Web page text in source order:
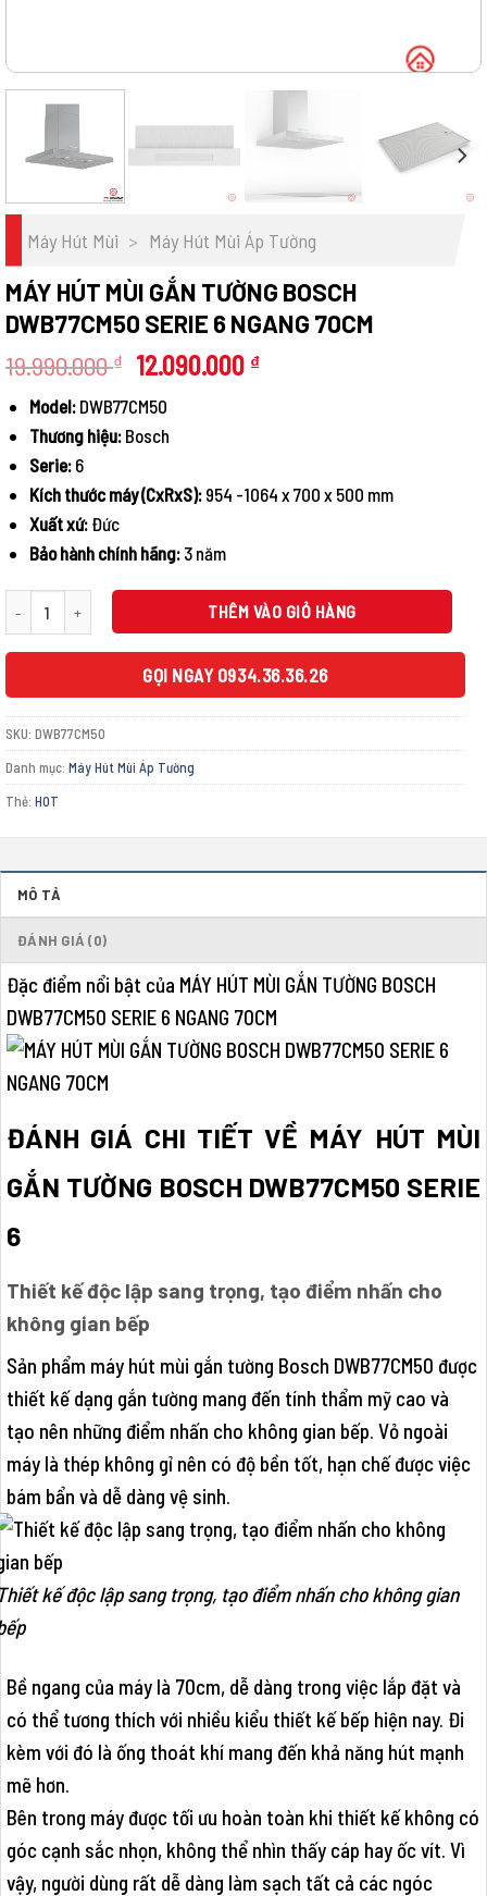
Máy Hút Mùi > Máy Hút Mùi Áp Tường
MÁY HÚT MÙI GẮN TƯỜNG BOSCH
DWB77CM50 SERIE 6 NGANG 70CM
19.990.000₫
Giá
là:
19.990.000 ₫.
12.090.000 ₫Giá
Model: DWB77CM50
Thương hiệu: Bosch
Serie: 6
Kích thước máy (CxRxS): 954 -1064 x 700 x 500 mm
Xuất xứ: Đức
Bảo hành chính hãng: 3 năm
MÁY HÚT MÙI GẮN TƯỜNG BOSCH DWB77CM50 SERIE 6 NGANG 70CM số lượng
THÊM VÀO GIỎ HÀNG
GỌI NGAY 0934.36.36.26
SKU: DWB77CM50
Danh mục: Máy Hút Mùi Áp Tường
Thẻ: HOT
MÔ TẢ
ĐÁNH GIÁ (0)
Đặc điểm nổi bật của MÁY HÚT MÙI GẮN TƯỜNG BOSCH
DWB77CM50 SERIE 6 NGANG 70CM
ĐÁNH GIÁ CHI TIẾT VỀ MÁY HÚT MÙI
GẮN TƯỜNG BOSCH DWB77CM50 SERIE
6
Thiết kế độc lập sang trọng, tạo điểm nhấn cho
không gian bếp
Sản phẩm máy hút mùi gắn tường Bosch DWB77CM50 được
thiết kế dạng gắn tường mang đến tính thẩm mỹ cao và
tạo nên những điểm nhấn cho không gian bếp. Vỏ ngoài
máy là thép không gỉ nên có độ bền tốt, hạn chế được việc
bám bẩn và dễ dàng vệ sinh.
kế độc lập sang trọng, tạo điểm nhấn cho không gian
Bề ngang của máy là 70cm, dễ dàng trong việc lắp đặt và
có thể tương thích với nhiều kiểu thiết kế bếp hiện nay. Đi
kèm với đó là ống thoát khí mang đến khả năng hút mạnh
mẽ hơn.
Bên trong máy được tối ưu hoàn toàn khi thiết kế không có
góc cạnh sắc nhọn, không thể nhìn thấy cáp hay ốc vít. Vì
vậy, người dùng rất dễ dàng làm sạch tất cả các ngóc